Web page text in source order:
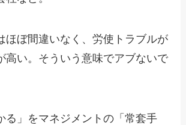
ほぼ間違いなく、労使トラブルが
高い。そういう意味でアブないで
る」をマネジメントの「常套手